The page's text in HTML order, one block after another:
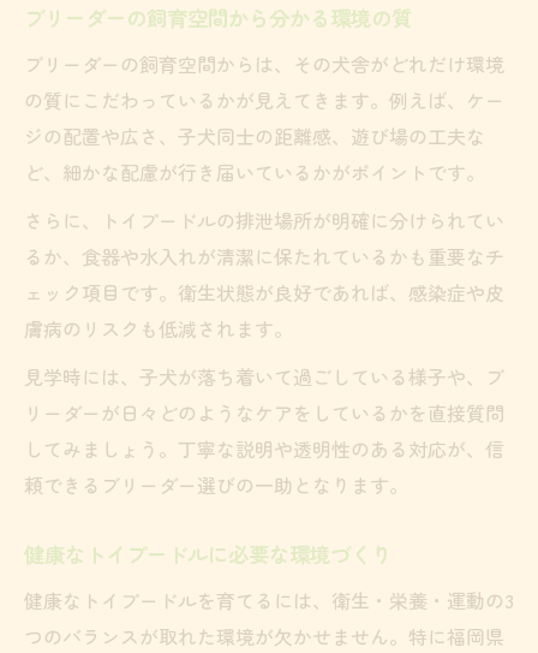
ブリーダーの飼育空間から分かる環境の質
ブリーダーの飼育空間からは、その犬舎がどれだけ環境
の質にこだわっているかが見えてきます。例えば、ケー
ジの配置や広さ、子犬同士の距離感、遊び場の工夫な
ど、細かな配慮が行き届いているかがポイントです。
さらに、トイプードルの排泄場所が明確に分けられてい
るか、食器や水入れが清潔に保たれているかも重要なチ
ェック項目です。衛生状態が良好であれば、感染症や皮
膚病のリスクも低減されます。
見学時には、子犬が落ち着いて過ごしている様子や、ブ
リーダーが日々どのようなケアをしているかを直接質問
してみましょう。丁寧な説明や透明性のある対応が、信
頼できるブリーダー選びの一助となります。
健康なトイプードルに必要な環境づくり
健康なトイプードルを育てるには、衛生・栄養・運動の3
つのバランスが取れた環境が欠かせません。特に福岡県